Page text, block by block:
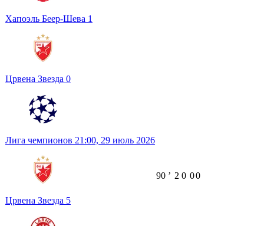
Хапоэль Беер-Шева 1
Црвена Звезда 0
Лига чемпионов 21:00, 29 июль 2026
Црвена Звезда 5
90 ʼ 2 0 00